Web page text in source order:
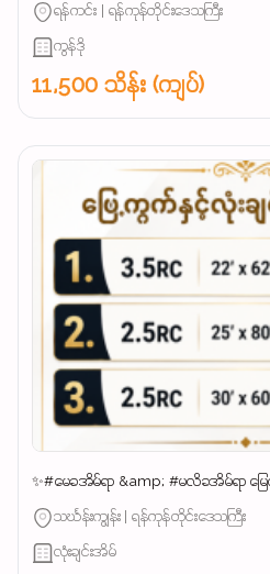
ရန်ကင်း | ရန်ကုန်တိုင်းဒေသကြီး
ကွန်ဒို
11,500 သိန်း (ကျပ်)
✨#မေခအိမ်ရာ &amp; #မလိခအိမ်ရာ မြေ
သင်္ဃန်းကျွန်း | ရန်ကုန်တိုင်းဒေသကြီး
လုံးချင်းအိမ်